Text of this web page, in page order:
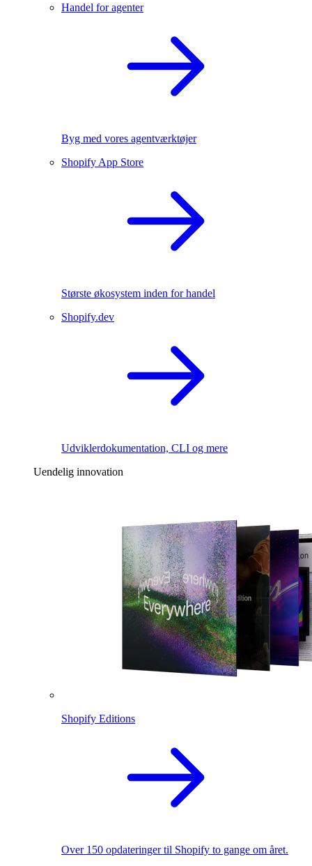
Handel for agenter
Byg med vores agentværktøjer
Shopify App Store
Største økosystem inden for handel
Shopify.dev
Udviklerdokumentation, CLI og mere
Uendelig innovation
Shopify Editions
Over 150 opdateringer til Shopify to gange om året.